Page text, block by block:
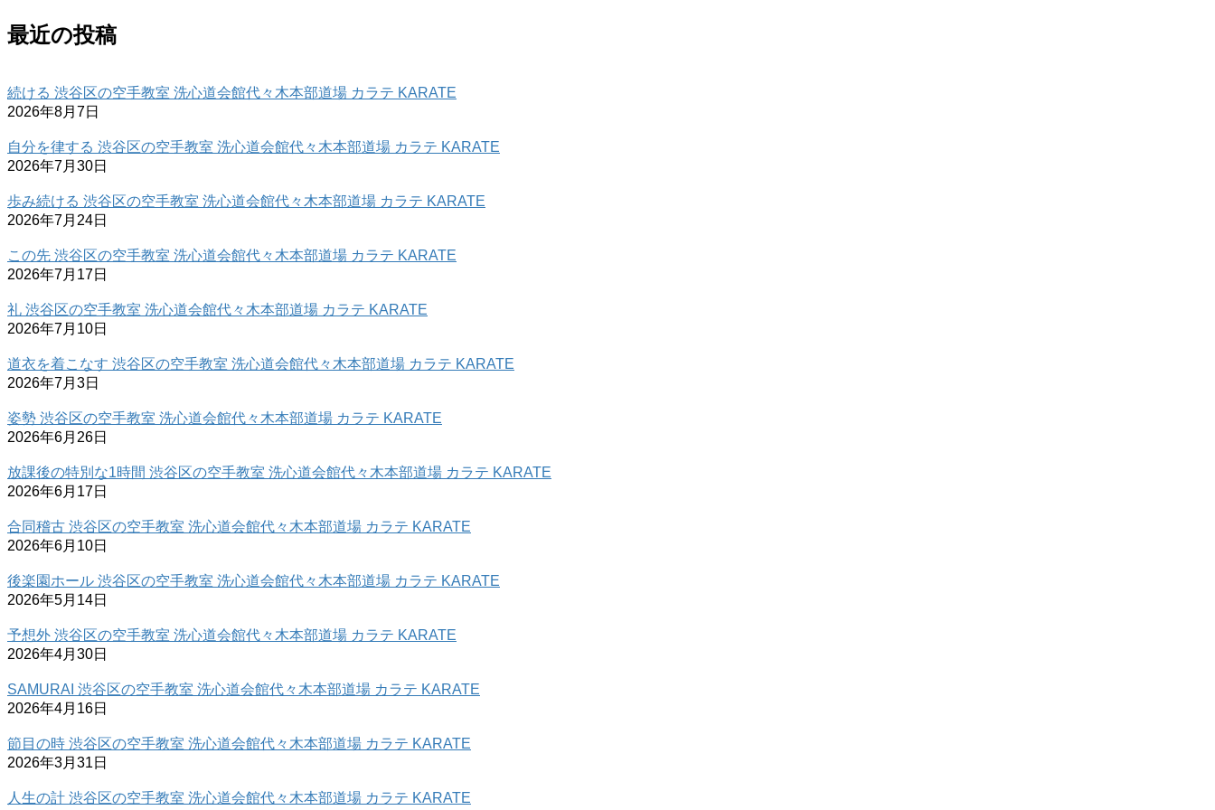
最近の投稿
続ける 渋谷区の空手教室 洗心道会館代々木本部道場 カラテ KARATE
2026年8月7日
自分を律する 渋谷区の空手教室 洗心道会館代々木本部道場 カラテ KARATE
2026年7月30日
歩み続ける 渋谷区の空手教室 洗心道会館代々木本部道場 カラテ KARATE
2026年7月24日
この先 渋谷区の空手教室 洗心道会館代々木本部道場 カラテ KARATE
2026年7月17日
礼 渋谷区の空手教室 洗心道会館代々木本部道場 カラテ KARATE
2026年7月10日
道衣を着こなす 渋谷区の空手教室 洗心道会館代々木本部道場 カラテ KARATE
2026年7月3日
姿勢 渋谷区の空手教室 洗心道会館代々木本部道場 カラテ KARATE
2026年6月26日
放課後の特別な1時間 渋谷区の空手教室 洗心道会館代々木本部道場 カラテ KARATE
2026年6月17日
合同稽古 渋谷区の空手教室 洗心道会館代々木本部道場 カラテ KARATE
2026年6月10日
後楽園ホール 渋谷区の空手教室 洗心道会館代々木本部道場 カラテ KARATE
2026年5月14日
予想外 渋谷区の空手教室 洗心道会館代々木本部道場 カラテ KARATE
2026年4月30日
SAMURAI 渋谷区の空手教室 洗心道会館代々木本部道場 カラテ KARATE
2026年4月16日
節目の時 渋谷区の空手教室 洗心道会館代々木本部道場 カラテ KARATE
2026年3月31日
人生の計 渋谷区の空手教室 洗心道会館代々木本部道場 カラテ KARATE